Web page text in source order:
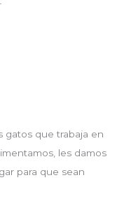
gatos que trabaja en
les damos
para que sean